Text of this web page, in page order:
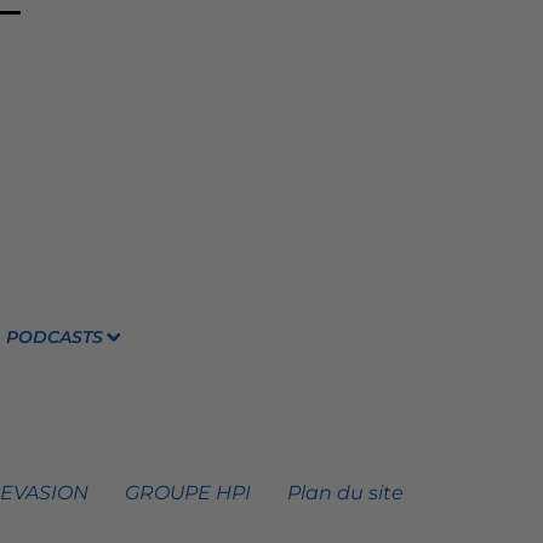
PODCASTS
GROUPE HPI Plan du site